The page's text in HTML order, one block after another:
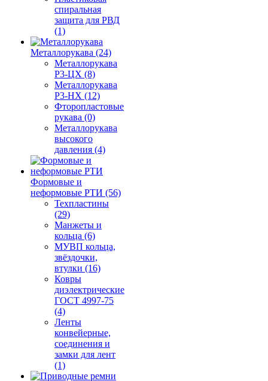
спиральная
защита для РВД
(1)
Металлорукава (24)
Металлорукава
Р3-ЦХ (8)
Металлорукава
Р3-НХ (12)
Фторопластовые
рукава (0)
Металлорукава
высокого
давления (4)
Формовые и
неформовые РТИ (56)
Техпластины
(29)
Манжеты и
кольца (6)
МУВП кольца,
звёздочки,
втулки (16)
Ковры
диэлектрические
ГОСТ 4997-75
(4)
Ленты
конвейерные,
соединения и
замки для лент
(1)